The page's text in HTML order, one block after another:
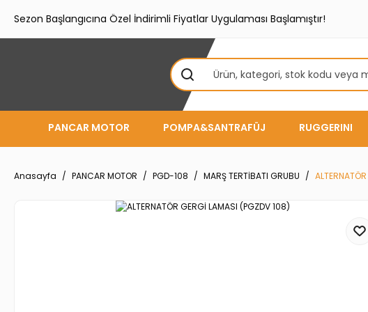
Sezon Başlangıcına Özel İndirimli Fiyatlar Uygulaması Başlamıştır!
PANCAR MOTOR POMPA&SANTRAFÜJ RUGGERINI
Anasayfa PANCAR MOTOR PGD-108 MARŞ TERTİBATI GRUBU